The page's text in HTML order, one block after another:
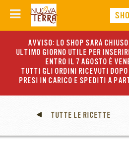
AVVISO: LO SHOP SARÀ
ULTIMO GIORNO UTILE PER
ENTRO IL 7 AGOSTO È
TUTTI GLI ORDINI RICEVUTI
PRESI IN CARICO E SPEDITI A
TUTTE LE RICETTE